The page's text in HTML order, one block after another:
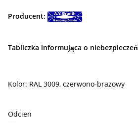
Producent:
Tabliczka informująca o
Kolor: RAL 3009, czerwono-brazowy
Odcien